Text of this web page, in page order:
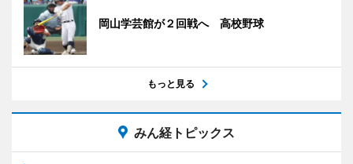
岡山学芸館が２回戦へ 高校野球
もっと見る
みん経トピックス